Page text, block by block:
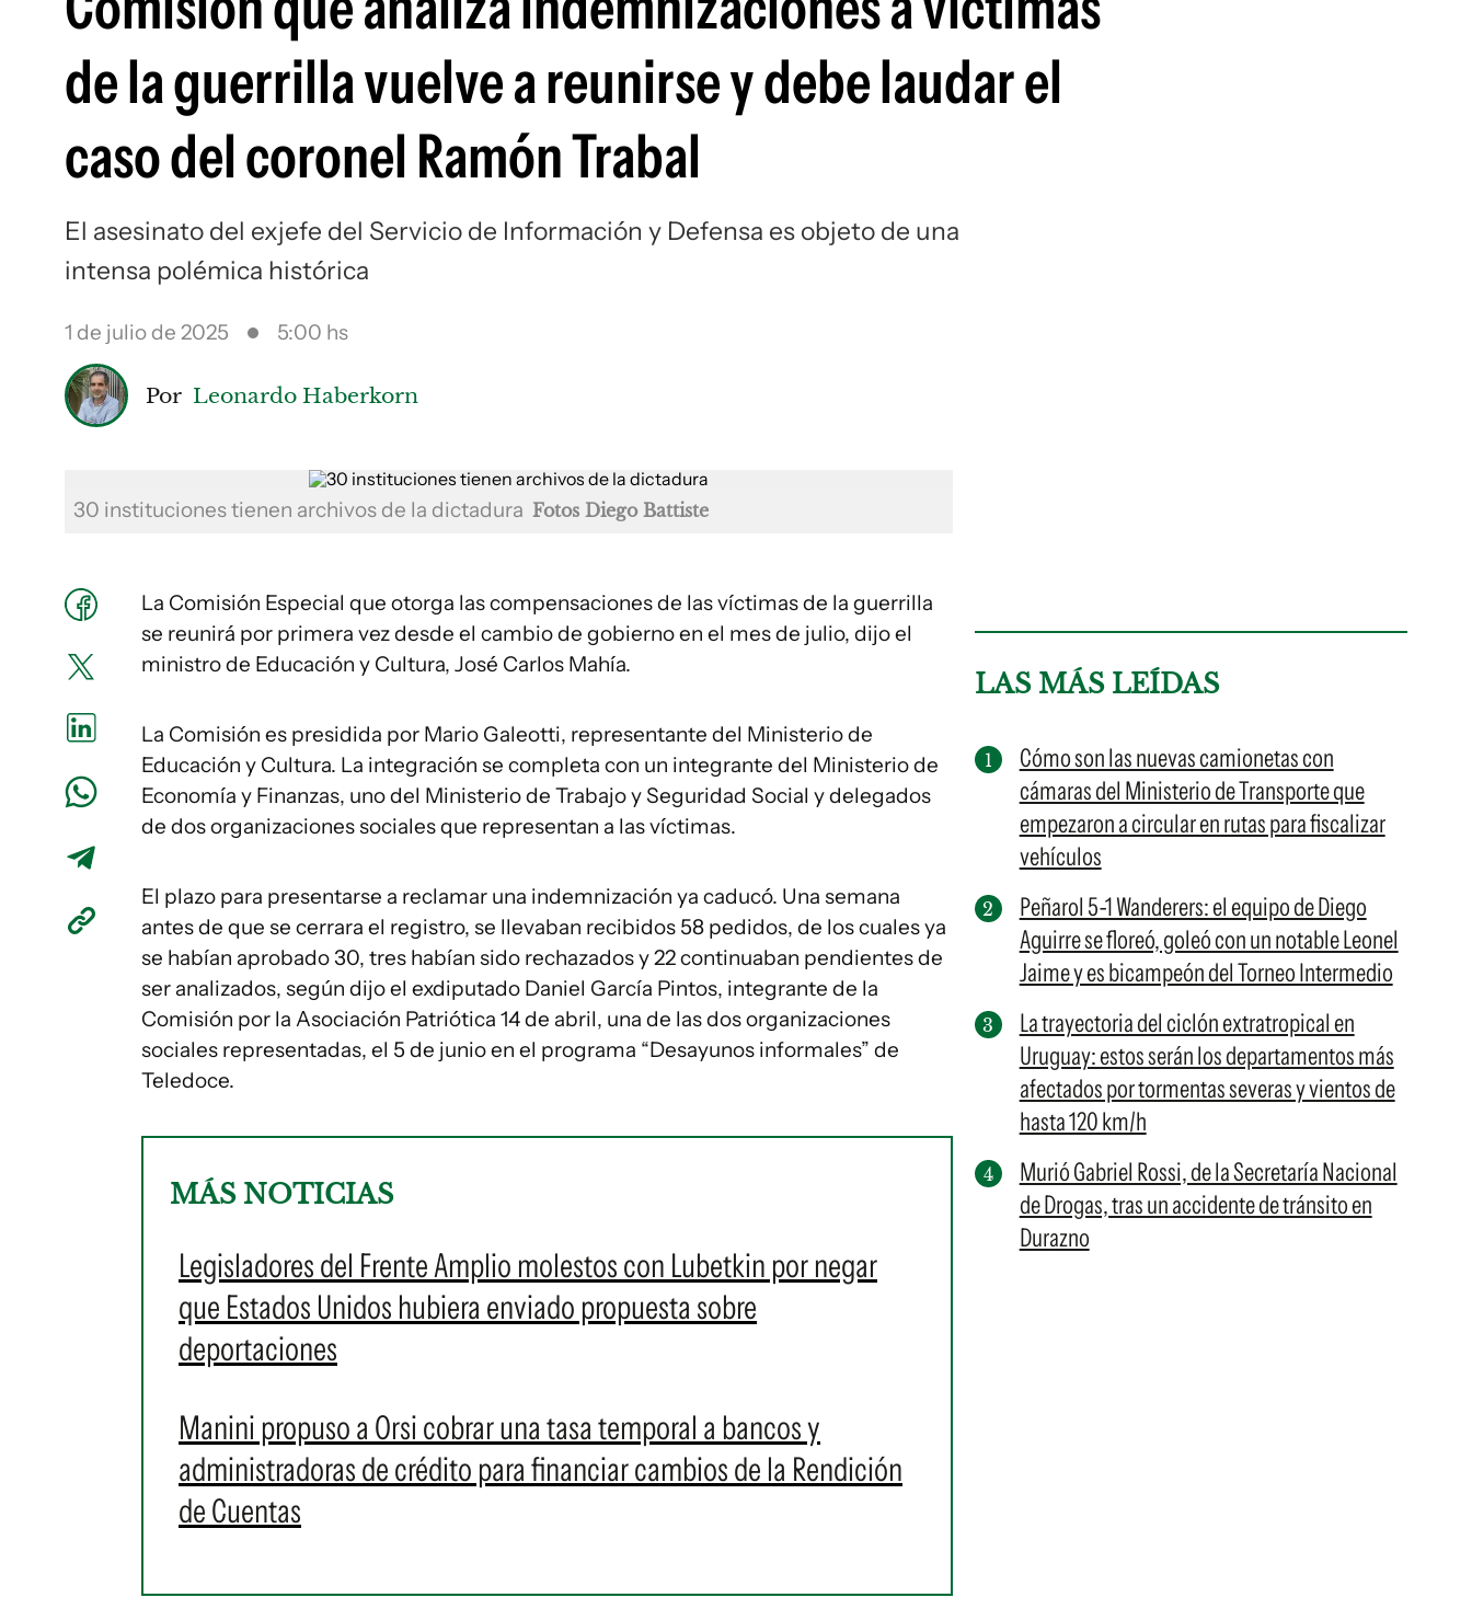
de la guerrilla vuelve a reunirse y debe laudar el
caso del coronel Ramón Trabal
El asesinato del exjefe del Servicio de Información y Defensa es objeto de una
intensa polémica histórica
1 de julio de 2025 5:00 hs
Por Leonardo Haberkorn
30 instituciones tienen archivos de la dictadura Fotos Diego Battiste
La Comisión Especial que otorga las compensaciones de las víctimas de la guerrilla
se reunirá por primera vez desde el cambio de gobierno en el mes de julio, dijo el
ministro de Educación y Cultura, José Carlos Mahía.
La Comisión es presidida por Mario Galeotti, representante del Ministerio de
Educación y Cultura. La integración se completa con un integrante del Ministerio de
Economía y Finanzas, uno del Ministerio de Trabajo y Seguridad Social y delegados
de dos organizaciones sociales que representan a las víctimas.
El plazo para presentarse a reclamar una indemnización ya caducó. Una semana
antes de que se cerrara el registro, se llevaban recibidos 58 pedidos, de los cuales ya
se habían aprobado 30, tres habían sido rechazados y 22 continuaban pendientes de
ser analizados, según dijo el exdiputado Daniel García Pintos, integrante de la
Comisión por la Asociación Patriótica 14 de abril, una de las dos organizaciones
sociales representadas, el 5 de junio en el programa “Desayunos informales” de
Teledoce.
MÁS NOTICIAS
Legisladores del Frente Amplio molestos con Lubetkin por negar
que Estados Unidos hubiera enviado propuesta sobre
deportaciones
Manini propuso a Orsi cobrar una tasa temporal a bancos y
administradoras de crédito para financiar cambios de la Rendición
de Cuentas
LAS MÁS LEÍDAS
Cómo son las nuevas camionetas con
cámaras del Ministerio de Transporte que
empezaron a circular en rutas para fiscalizar
vehículos
Peñarol 5-1 Wanderers: el equipo de Diego
Aguirre se floreó, goleó con un notable Leonel
Jaime y es bicampeón del Torneo Intermedio
La trayectoria del ciclón extratropical en
Uruguay: estos serán los departamentos más
afectados por tormentas severas y vientos de
hasta 120 km/h
Murió Gabriel Rossi, de la Secretaría Nacional
de Drogas, tras un accidente de tránsito en
Durazno